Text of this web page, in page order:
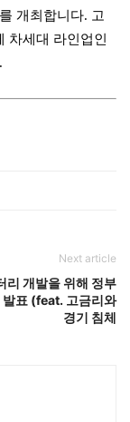
개최합니다. 고
차세대 라인업인
Next article
리 개발을 위해 정부
발표 (feat. 고금리와
경기 침체